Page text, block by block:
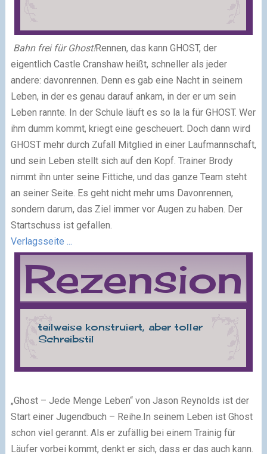
Bahn frei für Ghost!Rennen, das kann GHOST, der
eigentlich Castle Cranshaw heißt, schneller als jeder
andere: davonrennen. Denn es gab eine Nacht in seinem
Leben, in der es genau darauf ankam, in der er um sein
Leben rannte. In der Schule läuft es so la la für GHOST. Wer
ihm dumm kommt, kriegt eine gescheuert. Doch dann wird
GHOST mehr durch Zufall Mitglied in einer Laufmannschaft,
und sein Leben stellt sich auf den Kopf. Trainer Brody
nimmt ihn unter seine Fittiche, und das ganze Team steht
an seiner Seite. Es geht nicht mehr ums Davonrennen,
sondern darum, das Ziel immer vor Augen zu haben. Der
Startschuss ist gefallen.
Verlagsseite ...
„Ghost – Jede Menge Leben“ von Jason Reynolds ist der
Start einer Jugendbuch – Reihe.In seinem Leben ist Ghost
schon viel gerannt. Als er zufällig bei einem Trainig für
Läufer vorbei kommt, denkt er sich, dass er das auch kann.